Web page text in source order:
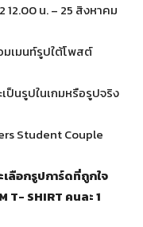
12.00 น. – 25 สิงหาคม
เมนท์รูปใต้โพสต์
ป็นรูปในเกมหรือรูปจริง
Student Couple
ลือกรูปการ์ดที่ถูกใจ
T- SHIRT คนละ 1